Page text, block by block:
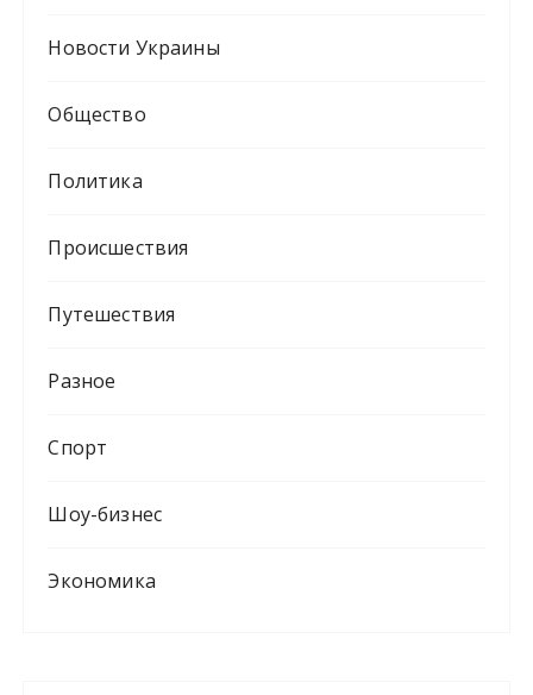
Новости Украины
Общество
Политика
Происшествия
Путешествия
Разное
Спорт
Шоу-бизнес
Экономика